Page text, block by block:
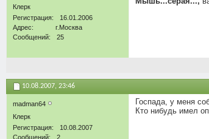
Клерк
Регистрация
16.01.2006
Адрес
г.Москва
Сообщений
25
10.08.2007, 23:46
madman64
Клерк
Регистрация
10.08.2007
Сообщений
2
Госпада, у меня
Кто нибудь имел